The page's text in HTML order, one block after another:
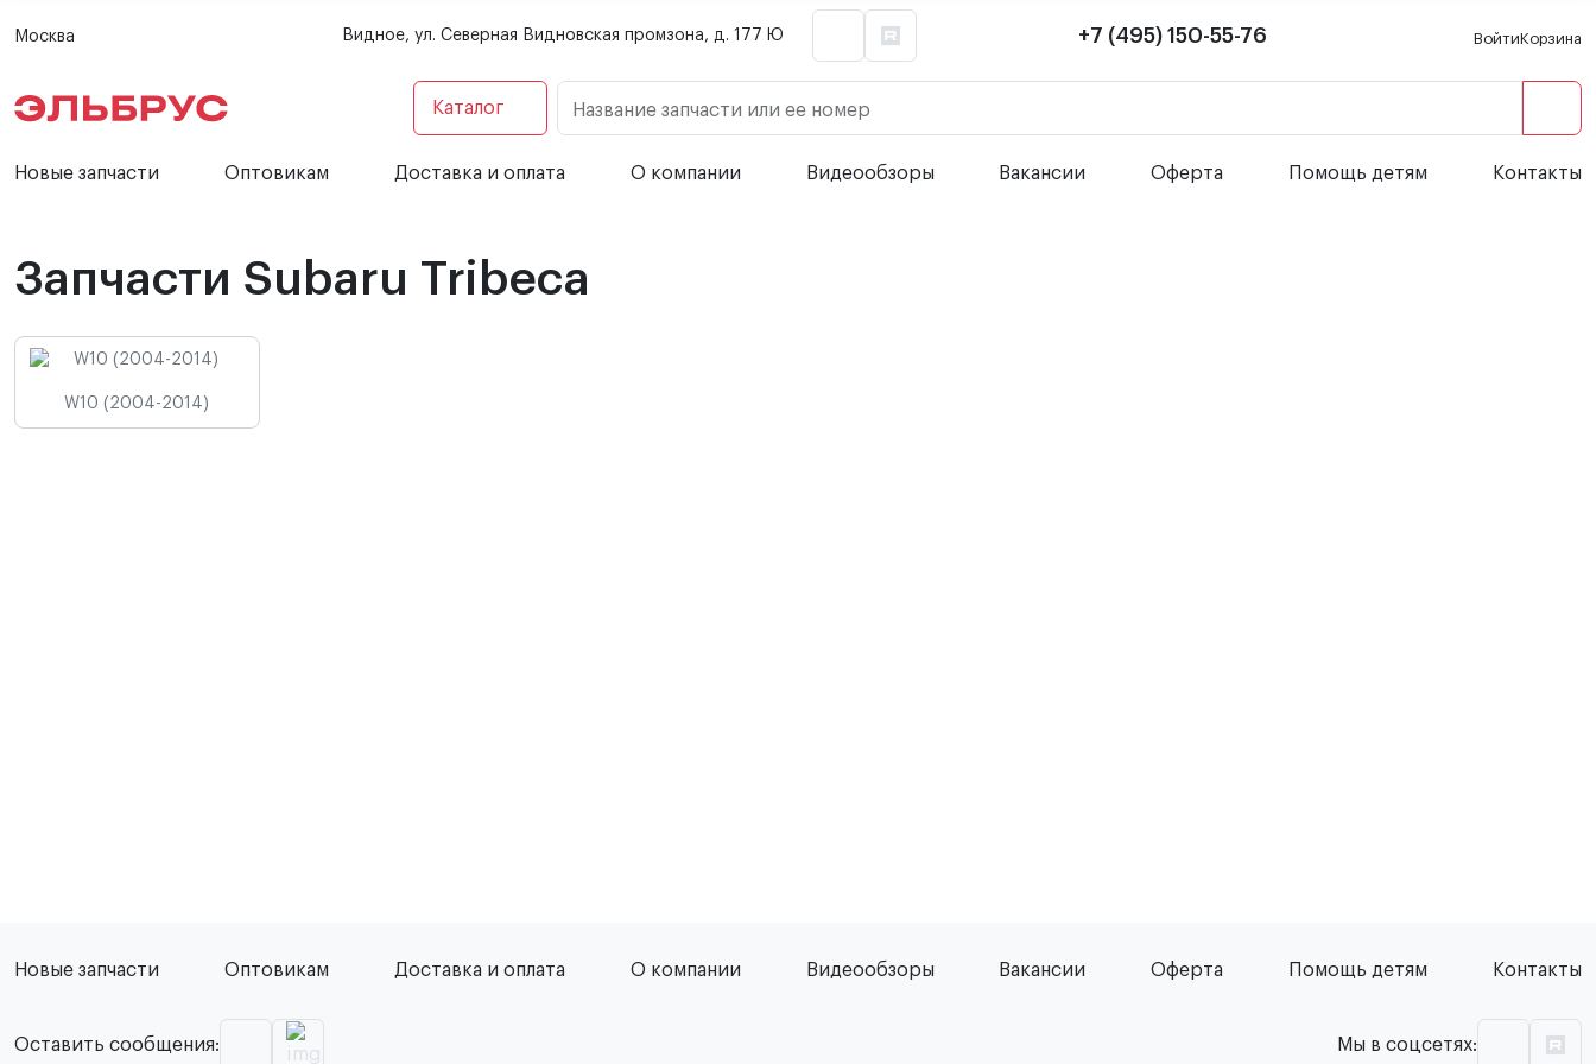
Москва Видное, ул. Северная Видновская промзона, д. 177 Ю +7 (495) 150-55-76 ВойтиКорзина
Каталог Название запчасти или ее номер
Новые запчасти Оптовикам Доставка и оплата О компании Видеообзоры Вакансии Оферта Помощь детям Контакты
Запчасти Subaru Tribeca
W10 (2004-2014)
Новые запчасти Оптовикам Доставка и оплата О компании Видеообзоры Вакансии Оферта Помощь детям Контакты
Оставить сообщения: Мы в соцсетях: